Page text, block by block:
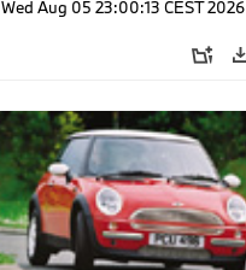
Wed Aug 05 23:00:13 CEST 2026